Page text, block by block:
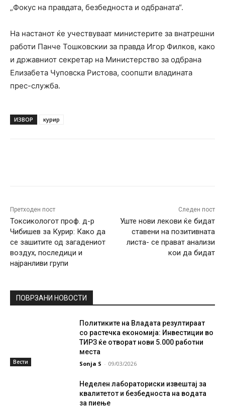
„Фокус на правдата, безбедноста и одбраната“.
На настанот ќе учествуваат министерите за внатрешни
работи Панче Тошковскии за правда Игор Филков, како
и државниот секретар на Министерство за одбрана
Елизабета Чуповска Ристова, соопшти владината
прес-служба.
ИЗВОР курир
Претходен пост
Токсикологот проф. д-р
Чибишев за Курир: Како да
се зашитите од загадениот
воздух, последици и
најранливи групи
Следен пост
Уште нови лекови ќе бидат
ставени на позитивната
листа- се прават анализи
кои да бидат
ПОВРЗАНИ НОВОСТИ
Вести
Политиките на Владата резултираат
со растечка економија: Инвестиции во
ТИРЗ ќе отворат нови 5.000 работни
места
Sonja S - 09/03/2026
Неделен лабораториски извештај за
квалитетот и безбедноста на водата
за пиење